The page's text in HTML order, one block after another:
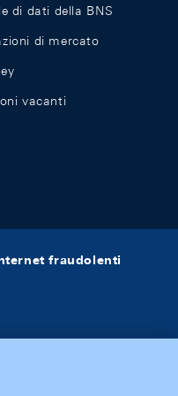
di dati della BNS
di mercato
vacanti
fraudolenti